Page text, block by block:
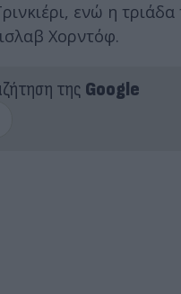
ενώ η
Χορντόφ.
της Google